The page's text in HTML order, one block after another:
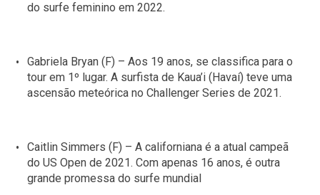
do surfe feminino em 2022.
Gabriela Bryan (F) – Aos 19 anos, se classifica para o
tour em 1º lugar. A surfista de Kaua’i (Havaí) teve uma
ascensão meteórica no Challenger Series de 2021.
Caitlin Simmers (F) – A californiana é a atual campeã
do US Open de 2021. Com apenas 16 anos, é outra
grande promessa do surfe mundial